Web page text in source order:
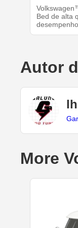
Bed de alta
Autor
More